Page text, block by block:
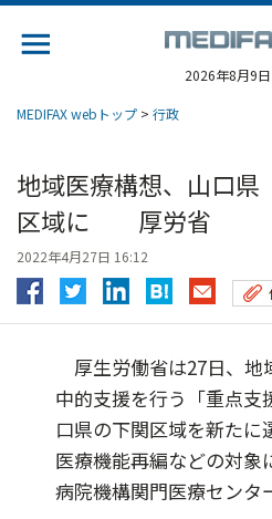
2026年8月9日
MEDIFAX webトップ > 行政
地域医療構想、山口県
区域に 厚労省
2022年4月27日 16:12
厚生労働省は27日、地
中的支援を行う「重点支
口県の下関区域を新たに
医療機能再編などの対
病院機構関門医療セン